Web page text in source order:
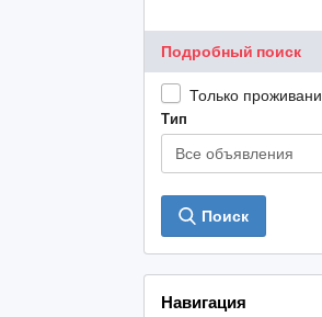
Подробный поиск
Только
Тип
Поиск
Навигация